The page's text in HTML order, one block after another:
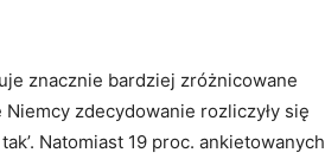
znacznie bardziej zróżnicowane
zdecydowanie rozliczyły się
Natomiast 19 proc. ankietowanych